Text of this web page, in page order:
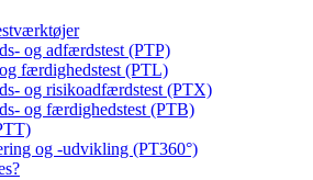
og adfærdstest (PTP)
færdighedstest (PTL)
og risikoadfærdstest (PTX)
og færdighedstest (PTB)
og -udvikling (PT360°)